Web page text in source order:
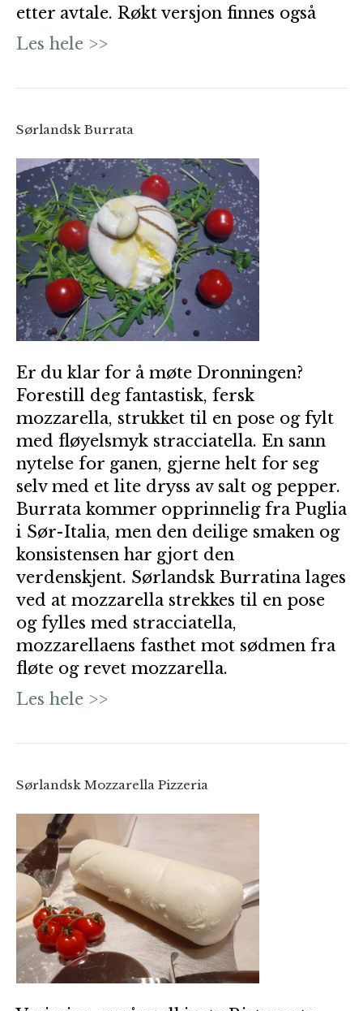
etter avtale. Røkt versjon finnes også
Les hele >>
Sørlandsk Burrata
Er du klar for å møte Dronningen?
Forestill deg fantastisk, fersk
mozzarella, strukket til en pose og fylt
med fløyelsmyk stracciatella. En sann
nytelse for ganen, gjerne helt for seg
selv med et lite dryss av salt og pepper.
Burrata kommer opprinnelig fra Puglia
i Sør-Italia, men den deilige smaken og
konsistensen har gjort den
verdenskjent. Sørlandsk Burratina lages
ved at mozzarella strekkes til en pose
og fylles med stracciatella,
mozzarellaens fasthet mot sødmen fra
fløte og revet mozzarella.
Les hele >>
Sørlandsk Mozzarella Pizzeria